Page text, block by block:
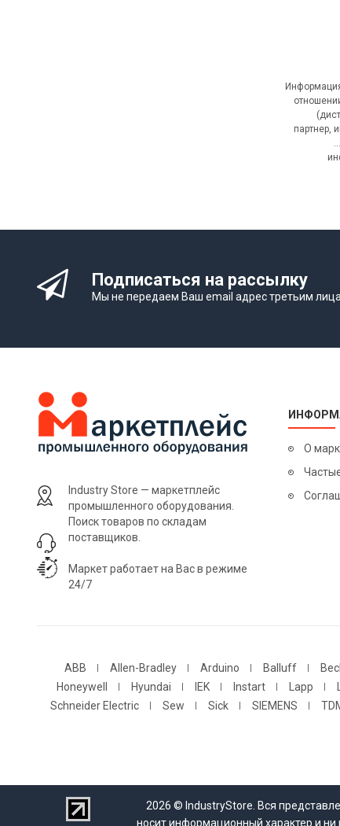
партнер,
Подписаться на рассылку
Мы не передаем Ваш email адрес третьим
Industry Store — маркетплейс
промышленного оборудования.
Поиск товаров по складам
поставщиков.
Маркет работает на Вас в режиме
24/7
О
ABB Allen-Bradley Arduino Balluff
Honeywell
Hyundai IEK Instart Lapp
Schneider Electric
Sew Sick SIEMENS
2026 © IndustryStore. Вся
носит информационный характер и